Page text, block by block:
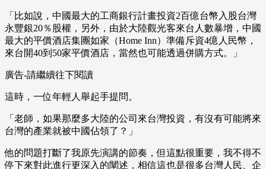
「比如說，中國最大的工商銀行計畫投資2百億台幣入股台灣
永豐銀20％股權，另外，由於大陸觀光客來台人數暴增，中國
最大的平價酒店集團如家（Home Inn）準備斥資4億人民幣，
來台開40到50家平價酒店，當然也可能透過併購方式。」
廣告-請繼續往下閱讀
這時，一位年輕人舉起手提問。
「老師，如果那麼多大陸的公司來台灣投資，有沒有可能將來
台灣的產業就被中國佔領了？」
他的問題打斷了我原先演講的節奏，但這點很重要，我不得不
停下來對此進行更深入的闡述，相信這也是很多台灣人民、企